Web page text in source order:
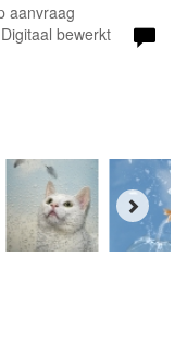
aanvraag
bewerkt